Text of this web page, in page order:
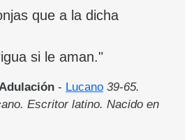
que a la dicha
si le aman."
- Lucano 39-65.
Escritor latino. Nacido en